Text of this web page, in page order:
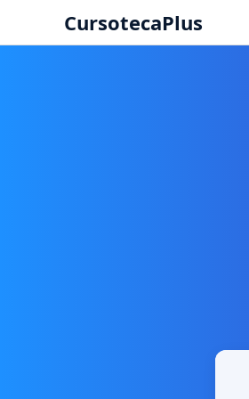
CursotecaPlus